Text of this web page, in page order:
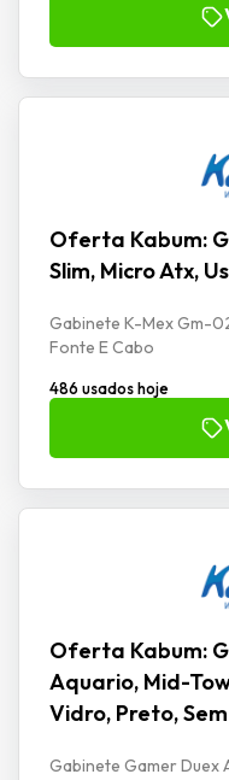
Oferta Kabum:
Slim, Micro Atx,
Gabinete K-Mex Gm-
Fonte E Cabo
486 usados hoje
Oferta Kabum:
Aquario, Mid-
Vidro, Preto,
Gabinete Gamer Duex